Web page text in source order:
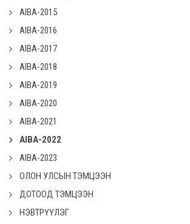
AIBA-2015
AIBA-2016
AIBA-2017
AIBA-2018
AIBA-2019
AIBA-2020
AIBA-2021
AIBA-2022
AIBA-2023
ОЛОН УЛСЫН ТЭМЦЭЭН
ДОТООД ТЭМЦЭЭН
НЭВТРҮҮЛЭГ